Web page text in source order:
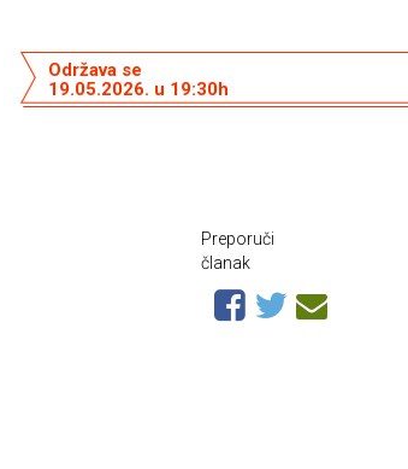
Održava se
19.05.2026. u 19:30h
Preporuči
članak